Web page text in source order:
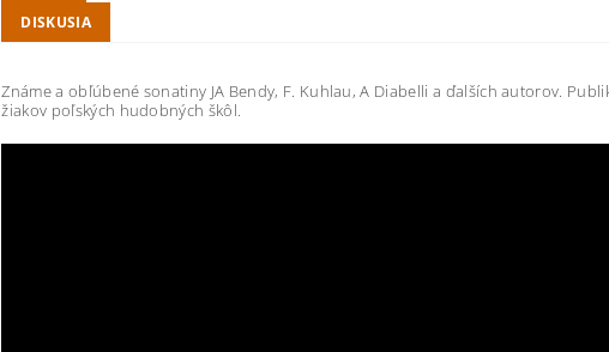
DISKUSIA
Známe a obľúbené sonatiny JA Bendy, F. Kuhlau, A Diabelli a ďalších autorov.
žiakov poľských hudobných škôl.